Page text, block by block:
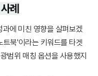
례
에 미친 영향을 살펴보겠
트북'이라는 키워드를 타겟
범위 매칭 옵션을 사용했지